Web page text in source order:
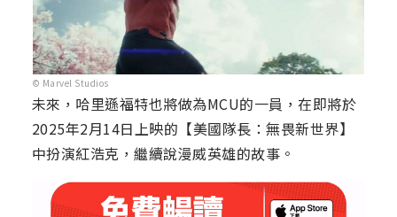
© Marvel Studios
未來，哈里遜福特也將做為MCU的一員，在即將於
2025年2月14日上映的【美國隊長：無畏新世界】
中扮演紅浩克，繼續說漫威英雄的故事。